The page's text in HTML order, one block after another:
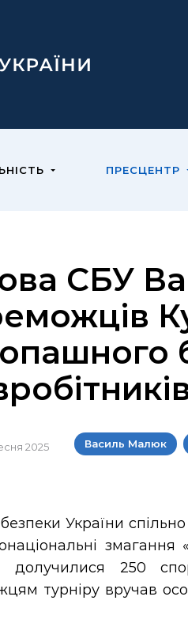
ПРЕСЦЕНТР
СБУ
2025 Василь Малюк
України
змагання
долучилися 250
турніру вручав